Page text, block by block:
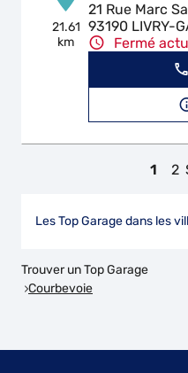
21.61
km
21 Rue Marc
93190 LIVRY-
Fermé
1 2
Les Top Garage dans les
Trouver un Top Garage
Courbevoie